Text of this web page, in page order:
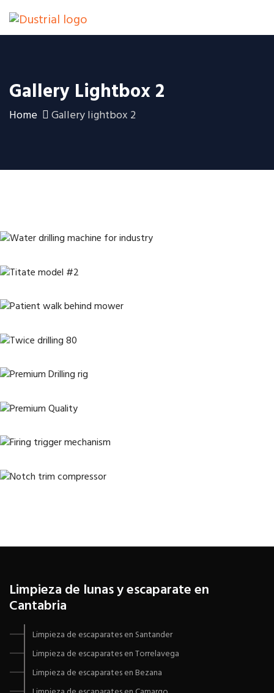
Gallery Lightbox 2
Home Gallery lightbox 2
Limpieza de lunas y escaparate en
Cantabria
Limpieza de escaparates en Santander
Limpieza de escaparates en Torrelavega
Limpieza de escaparates en Bezana